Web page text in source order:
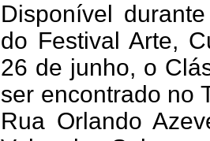
Disponível
do Festival Arte,
26 de junho, o
ser encontrado no
Rua Orlando